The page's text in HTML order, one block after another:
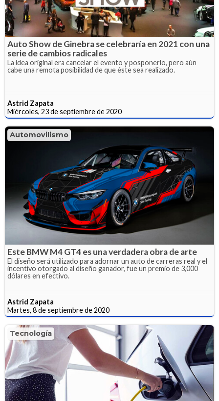
Auto Show de Ginebra se celebraría en 2021 con una
serie de cambios radicales
La idea original era cancelar el evento y posponerlo, pero aún
cabe una remota posibilidad de que éste sea realizado.
Astrid Zapata
Miércoles, 23 de septiembre de 2020
Automovilismo
Este BMW M4 GT4 es una verdadera obra de arte
El diseño será utilizado para adornar un auto de carreras real y el
incentivo otorgado al diseño ganador, fue un premio de 3,000
dólares en efectivo.
Astrid Zapata
Martes, 8 de septiembre de 2020
Tecnología